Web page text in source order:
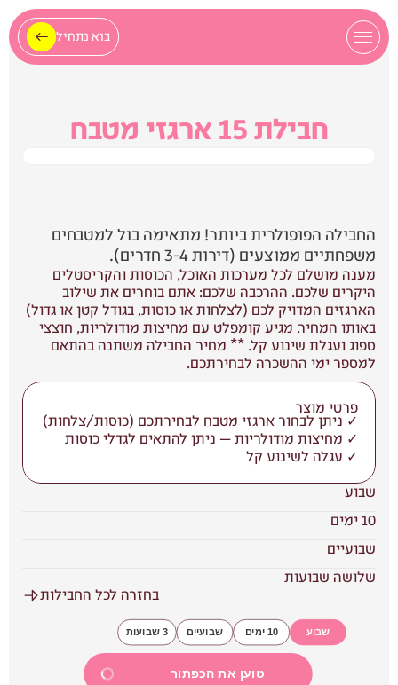
בוא נתחיל
חבילת 15 ארגזי מטבח
משפחתיים ממוצעים (דירות 3-4 חדרים).
למספר ימי ההשכרה לבחירתכם.
פרטי מוצר
✓ ניתן לבחור ארגזי מטבח לבחירתכם (כוסות/צלחות)
✓ מחיצות מודולריות — ניתן להתאים לגדלי כוסות
✓ עגלה לשינוע קל
שבוע
10 ימים
שבועיים
שלושה שבועות
בחזרה לכל החבילות
שבוע 10 ימים שבועיים 3 שבועות
טוען את הכפתור